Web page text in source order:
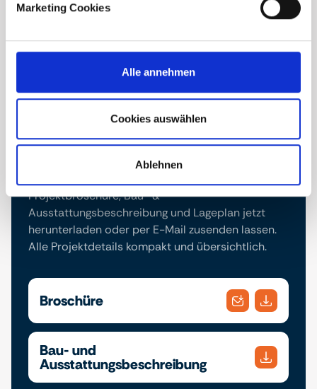
Marketing Cookies
Alle annehmen
Cookies auswählen
Ablehnen
Downloads
Projektbroschüre, Bau- &
Ausstattungsbeschreibung und Lageplan jetzt
herunterladen oder per E-Mail zusenden lassen.
Alle Projektdetails kompakt und übersichtlich.
Broschüre
Bau- und
Ausstattungsbeschreibung